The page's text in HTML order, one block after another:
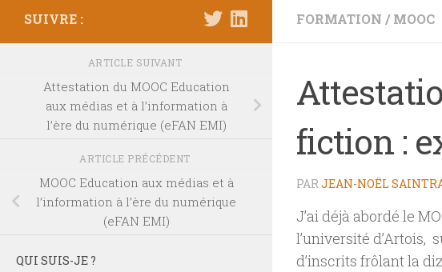
FORMATION / MOOC
fiction :
PARJEAN-NOËL
J’ai déjà abordé le
l’université d’Artois,
d’inscrits frôlant la
SUIVRE :
ARTICLE SUIVANT
Attestation du MOOC Education
aux médias et à l’information à
l’ère du numérique (eFAN EMI)
ARTICLE PRÉCÉDENT
MOOC Education aux médias et à
l’information à l’ère du numérique
(eFAN EMI)
QUI SUIS-JE ?